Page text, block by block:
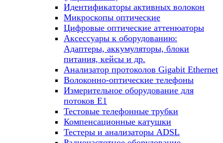
Идентификаторы активных волокон
Микроскопы оптические
Цифровые оптические аттенюаторы
Аксессуары к оборудованию:
Адаптеры, аккумуляторы, блоки
питания, кейсы и др.
Анализатор протоколов Gigabit Ethernet
Волоконно-оптические телефоны
Измерительное оборудование для
потоков Е1
Тестовые телефонные трубки
Компенсационные катушки
Тестеры и анализаторы ADSL